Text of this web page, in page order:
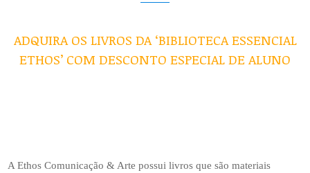
ADQUIRA OS LIVROS DA ‘BIBLIOTECA ESSENCIAL
ETHOS’ COM DESCONTO ESPECIAL DE ALUNO
A Ethos Comunicação & Arte possui livros que são materiais